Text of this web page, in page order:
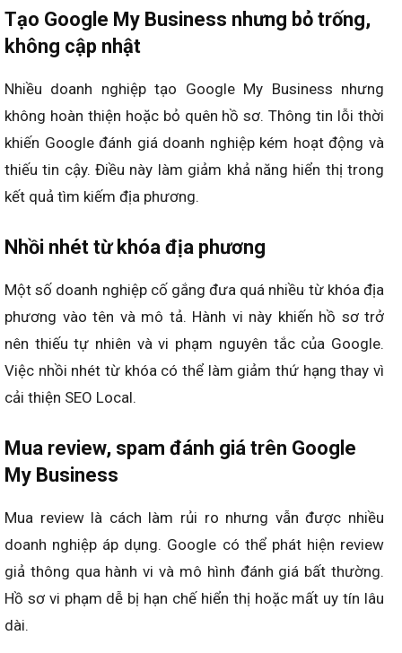
Tạo Google My Business nhưng bỏ trống,
không cập nhật
Nhiều doanh nghiệp tạo Google My Business nhưng
không hoàn thiện hoặc bỏ quên hồ sơ. Thông tin lỗi thời
khiến Google đánh giá doanh nghiệp kém hoạt động và
thiếu tin cậy. Điều này làm giảm khả năng hiển thị trong
kết quả tìm kiếm địa phương.
Nhồi nhét từ khóa địa phương
Một số doanh nghiệp cố gắng đưa quá nhiều từ khóa địa
phương vào tên và mô tả. Hành vi này khiến hồ sơ trở
nên thiếu tự nhiên và vi phạm nguyên tắc của Google.
Việc nhồi nhét từ khóa có thể làm giảm thứ hạng thay vì
cải thiện SEO Local.
Mua review, spam đánh giá trên Google
My Business
Mua review là cách làm rủi ro nhưng vẫn được nhiều
doanh nghiệp áp dụng. Google có thể phát hiện review
giả thông qua hành vi và mô hình đánh giá bất thường.
Hồ sơ vi phạm dễ bị hạn chế hiển thị hoặc mất uy tín lâu
dài.